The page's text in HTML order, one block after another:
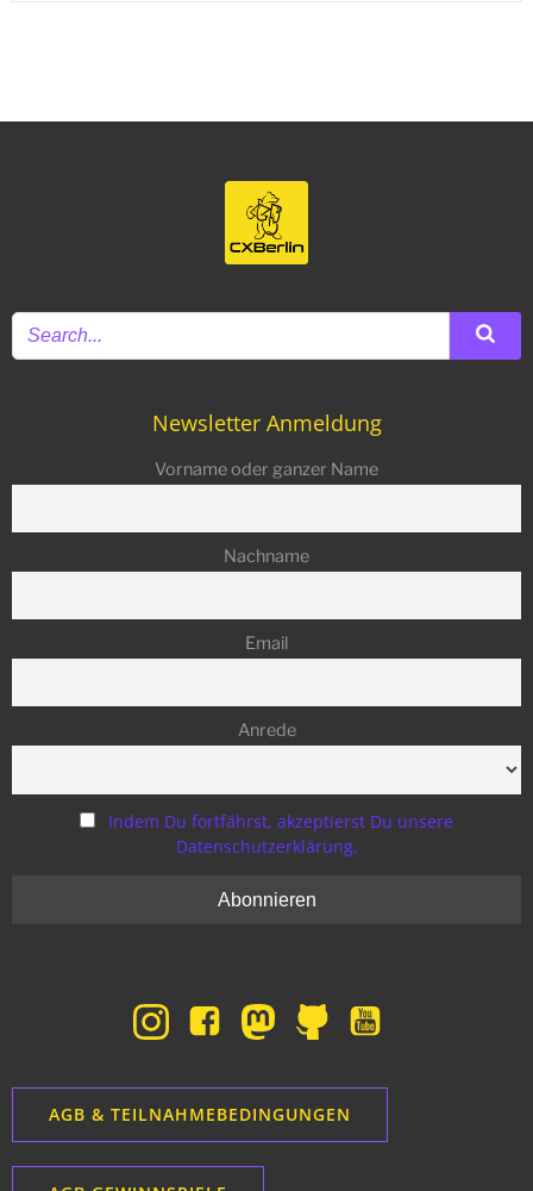
Newsletter Anmeldung
Vorname oder ganzer Name
Nachname
Email
Anrede
Indem Du fortfährst, akzeptierst Du unsere
Datenschutzerklärung.
AGB & TEILNAHMEBEDINGUNGEN